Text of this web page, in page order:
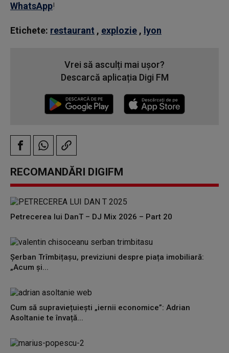
WhatsApp!
Etichete: restaurant , explozie , lyon
Vrei să asculți mai ușor?
Descarcă aplicația Digi FM
RECOMANDĂRI DIGIFM
Petrecerea lui DanT – DJ Mix 2026 – Part 20
Șerban Trîmbițașu, previziuni despre piața imobiliară:
„Acum și...
Cum să supraviețuiești „iernii economice”: Adrian
Asoltanie te învață...